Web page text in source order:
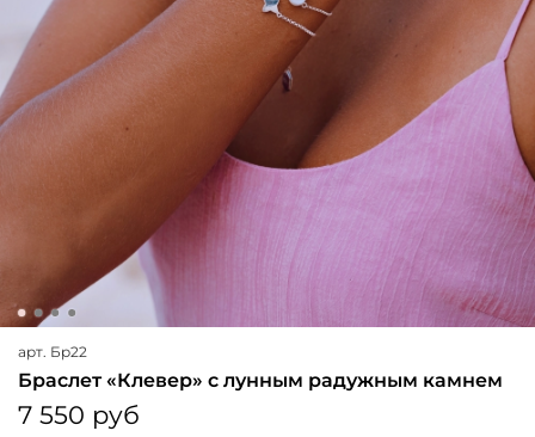
арт. Бр22
Браслет «Клевер» с лунным радужным камнем
7 550 руб